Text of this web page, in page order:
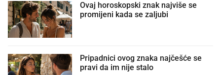
Ovaj horoskopski znak najviše se
promijeni kada se zaljubi
Pripadnici ovog znaka najčešće se
pravi da im nije stalo